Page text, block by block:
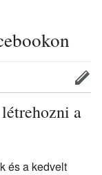
a
és a kedvelt